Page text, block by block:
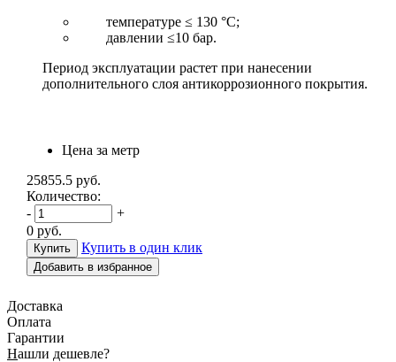
температуре ≤ 130 °С;
давлении ≤10 бар.
Период эксплуатации растет при нанесении
дополнительного слоя антикоррозионного покрытия.
Цена за метр
25855.5 руб.
Количество:
-
+
0 руб.
Купить в один клик
Добавить в избранное
Доставка
Оплата
Гарантии
Нашли дешевле?